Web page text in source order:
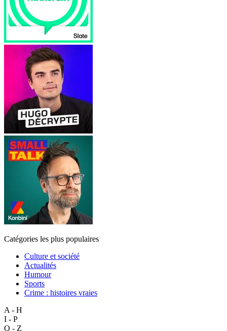
Catégories les plus populaires
Culture et société
Actualités
Humour
Sports
Crime : histoires vraies
A - H
I - P
Q - Z